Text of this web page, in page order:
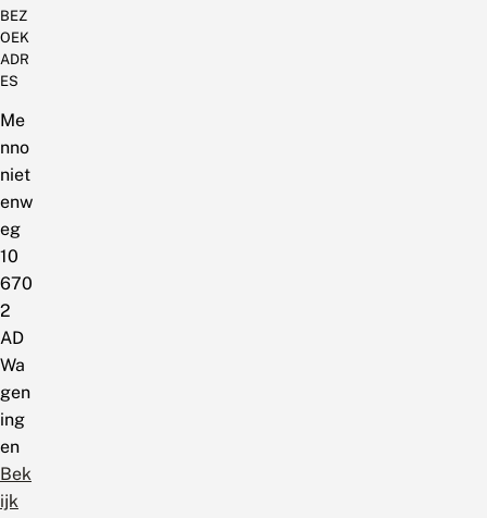
BEZ
OEK
ADR
ES
Me
nno
niet
enw
eg
10
670
2
AD
Wa
gen
ing
en
Bek
ijk